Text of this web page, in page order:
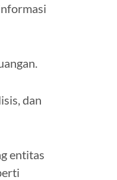
dan
entitas